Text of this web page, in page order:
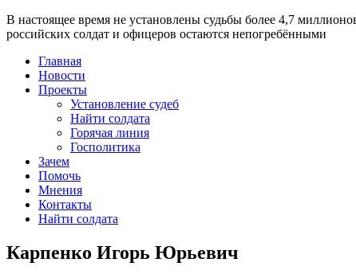
В настоящее время не установлены судьбы более 4,7
российских солдат и офицеров остаются непогребёнными
Главная
Новости
Проекты
Установление судеб
Найти солдата
Горячая линия
Госполитика
Зачем
Помочь
Мнения
Контакты
Найти солдата
Карпенко Игорь Юрьевич